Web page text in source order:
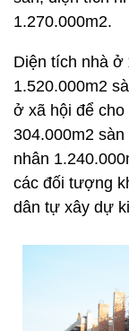
1.270.000m2.
Diện tích nhà ở
1.520.000m2
ở xã hội để
304.000m2
nhân
các đối tượng
dân tự xây dự